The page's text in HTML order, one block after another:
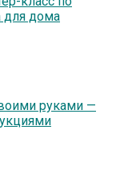
для дома
руками —